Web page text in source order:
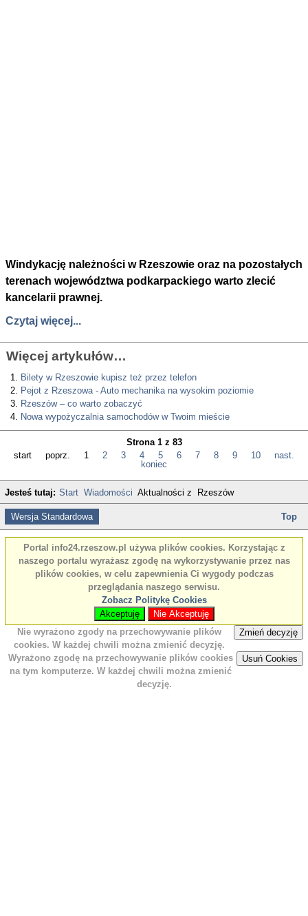
Windykację należności w Rzeszowie oraz na pozostałych
terenach województwa podkarpackiego warto zlecić
kancelarii prawnej.
Czytaj więcej...
Więcej artykułów…
Bilety w Rzeszowie kupisz też przez telefon
Pejot z Rzeszowa - Auto mechanika na wysokim poziomie
Rzeszów – co warto zobaczyć
Nowa wypożyczalnia samochodów w Twoim mieście
Strona 1 z 83
start
poprz. 1 2 3 4 5 6 7 8 9 10
nast.
koniec
Jesteś tutaj: Start Wiadomości Aktualności z Rzeszów
Wersja Standardowa Top
Portal info24.rzeszow.pl używa plików cookies. Korzystając z
naszego portalu wyrażasz zgodę na wykorzystywanie przez nas
plików cookies, w celu zapewnienia Ci wygody podczas
przeglądania naszego serwisu.
Zobacz Politykę Cookies
Akceptuję
Nie Akceptuję
Zmień decyzję
Nie wyrażono zgody na przechowywanie plików
cookies. W każdej chwili można zmienić decyzję.
Usuń Cookies
Wyrażono zgodę na przechowywanie plików cookies
na tym komputerze. W każdej chwili można zmienić
decyzję.